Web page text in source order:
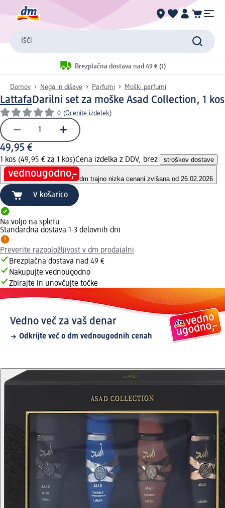
Išči
Brezplačna dostava nad 49 € (1)
Domov Nega in dišave Parfumi Moški parfumi
LattafaDarilni set za moške Asad Collection, 1 kos
0 (Ocenite izdelek)
49,95 €
1 kos (49,95 € za 1 kos)Cena izdelka z DDV, brez stroškov dostave
dm trajno nizka cenani zvišana od 26.02.2026
V košarico
Na voljo na spletu
Standardna dostava 1-3 delovnih dni
Preverite razpoložljivost v dm prodajalni
Brezplačna dostava nad 49 €
Nakupujte vednougodno
Zbirajte in unovčujte točke
Vedno več za vaš denar
Odkrijte več o dm vednougodnih cenah